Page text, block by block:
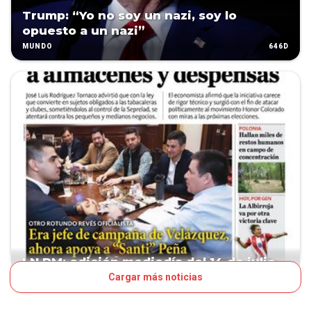
Trump: “Yo no soy un nazi, soy lo
opuesto a un nazi”
MUNDO 646D
LN PM: edición mediodía del 14 de julio
Cargar más noticias